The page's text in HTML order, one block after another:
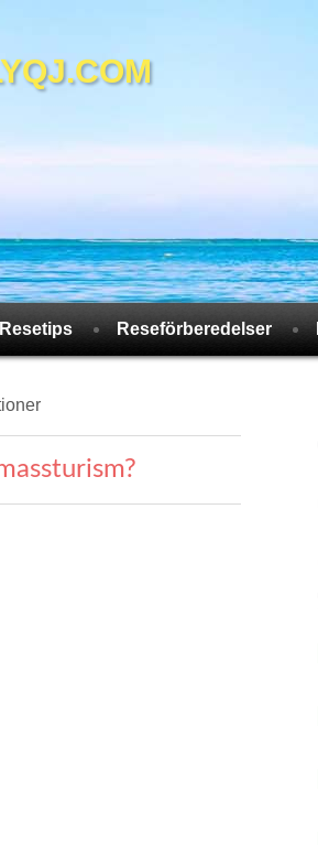
Resetips Reseförberedelser